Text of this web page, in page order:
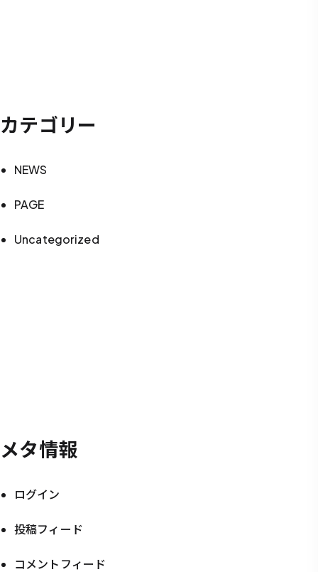
カテゴリー
NEWS
PAGE
Uncategorized
メタ情報
ログイン
投稿フィード
コメントフィード